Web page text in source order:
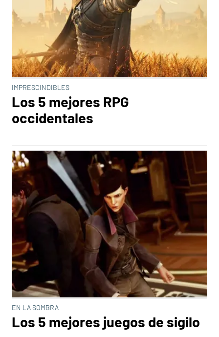
IMPRESCINDIBLES
Los 5 mejores RPG
occidentales
EN LA SOMBRA
Los 5 mejores juegos de sigilo